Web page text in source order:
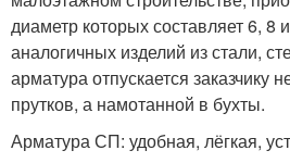
диаметр которых составляет 6, 8
аналогичных изделий из стали,
арматура отпускается заказчику
прутков, а намотанной в бухты.
Арматура СП: удобная, лёгкая,